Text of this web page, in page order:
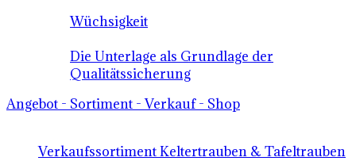
Wüchsigkeit
Die Unterlage als Grundlage der
Qualitätssicherung
Angebot - Sortiment - Verkauf - Shop
Verkaufssortiment Keltertrauben & Tafeltrauben